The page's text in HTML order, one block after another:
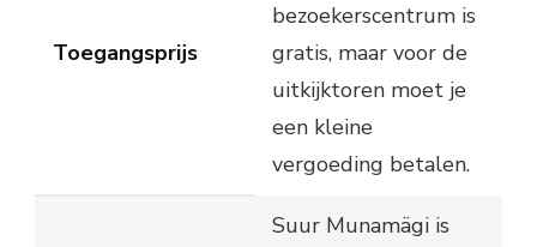
Toegangsprijs
bezoekerscentrum is
gratis, maar voor de
uitkijktoren moet je
een kleine
vergoeding betalen.
Suur Munamägi is